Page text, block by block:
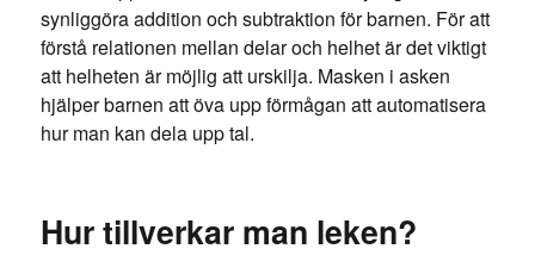
synliggöra addition och subtraktion för barnen. För att
förstå relationen mellan delar och helhet är det viktigt
att helheten är möjlig att urskilja. Masken i asken
hjälper barnen att öva upp förmågan att automatisera
hur man kan dela upp tal.
Hur tillverkar man leken?